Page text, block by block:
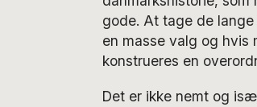
gode. At tage de
en masse valg og hvis
konstrueres en
Det er ikke nemt og